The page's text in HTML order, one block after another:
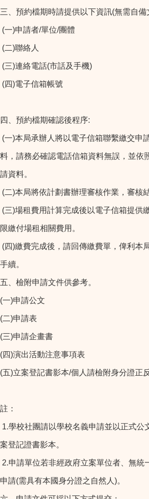
三、預約檔期時請提供以下資訊(無需自備
(一)申請者/單位/團體
(二)聯絡人
(三)連絡電話(市話及手機)
(四)電子信箱帳號
四、預約檔期確認後程序:
(一)本局承辦人將以電子信箱聯繫繳交申
料，請務必確認電話信箱資料無誤，並依
請資料。
(二)本局將依計劃書辦理審核作業，審核
(三)場租費用計算完成後以電子信箱提供
限繳付場租相關費用。
(四)繳費完成後，請回傳繳費單，俾利本
手續。
五、檢附申請文件供參考。
(一)申請公文
(二)申請表
(三)申請企畫書
(四)演出活動注意事項表
(五)立案登記書影本/個人請檢附身分證正
註：
1.學校社團請以學校名義申請並以正式公
案登記證書影本。
2.申請單位若非經政府立案單位者、無統
申請(需具有本國身分證之自然人)。